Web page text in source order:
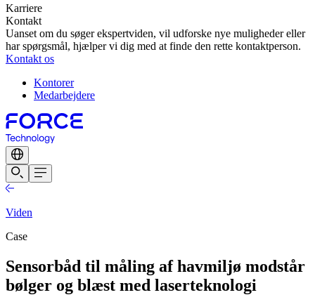
Karriere
Kontakt
Uanset om du søger ekspertviden, vil udforske nye muligheder eller
har spørgsmål, hjælper vi dig med at finde den rette kontaktperson.
Kontakt os
Kontorer
Medarbejdere
Viden
Case
Sensorbåd til måling af havmiljø modstår
bølger og blæst med laserteknologi